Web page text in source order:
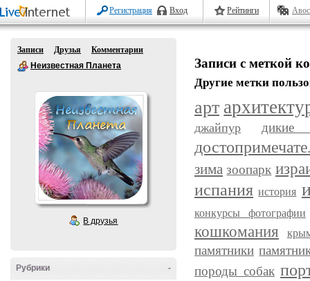
Регистрация Вход Рейтинги
Записи Друзья
Комментарии
Неизвестная Планета
В друзья
-
Рубрики
Записи с меткой
Другие метки
арт
джайпур дикие
зима зоопарк
испания история
конкурсы фотографии
кошкомания
памятники
породы собак